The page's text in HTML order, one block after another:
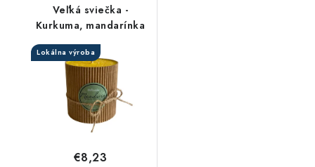
Veľká sviečka -
Kurkuma, mandarínka
Lokálna výroba
€8,23